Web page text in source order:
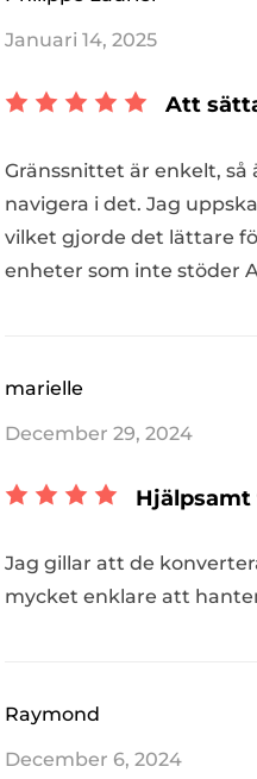
Januari 14, 2025
Att
Gränssnittet är enkelt,
navigera i det. Jag
vilket gjorde det lättare
enheter som inte stöder
marielle
December 29, 2024
Jag gillar att de
mycket enklare att
Raymond
December 6, 2024